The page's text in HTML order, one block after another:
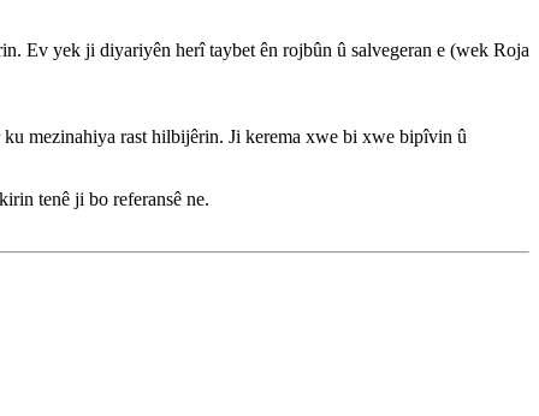
Ev yek ji diyariyên herî taybet ên rojbûn û salvegeran e (wek Roja
mezinahiya rast hilbijêrin. Ji kerema xwe bi xwe bipîvin û
tenê ji bo referansê ne.